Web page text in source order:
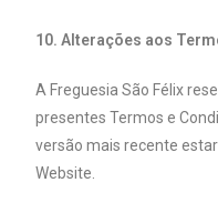
10. Alterações aos
A Freguesia São Félix
presentes Termos e
versão mais recente
Website.